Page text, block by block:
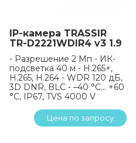
IP-камера TRASSIR
TR-D2221WDIR4 v3 1.9
- Разрешение 2 Мп - ИК-
подсветка 40 м - H.265+,
H.265, H.264 - WDR 120 дБ,
3D DNR, BLC - –40 °C… +60
°C, IP67, TVS 4000 V
Цена по запросу